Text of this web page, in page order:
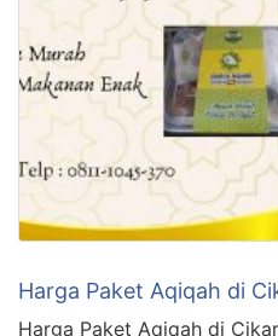
Harga Paket Aqiqah di
Harga Paket Aqiqah di